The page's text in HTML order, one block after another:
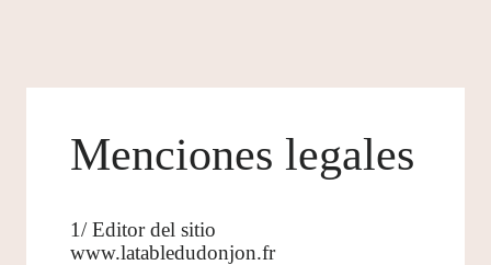
Menciones legales
1/ Editor del sitio
www.latabledudonjon.fr